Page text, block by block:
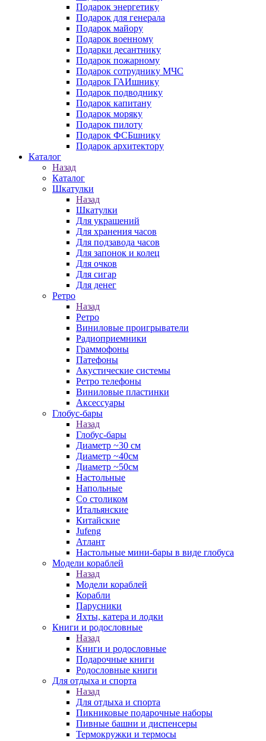
Подарок энергетику
Подарок для генерала
Подарок майору
Подарок военному
Подарки десантнику
Подарок пожарному
Подарок сотруднику МЧС
Подарок ГАИшнику
Подарок подводнику
Подарок капитану
Подарок моряку
Подарок пилоту
Подарок ФСБшнику
Подарок архитектору
Каталог
Назад
Каталог
Шкатулки
Назад
Шкатулки
Для украшений
Для хранения часов
Для подзавода часов
Для запонок и колец
Для очков
Для сигар
Для денег
Ретро
Назад
Ретро
Виниловые проигрыватели
Радиоприемники
Граммофоны
Патефоны
Акустические системы
Ретро телефоны
Виниловые пластинки
Аксессуары
Глобус-бары
Назад
Глобус-бары
Диаметр ~30 см
Диаметр ~40см
Диаметр ~50см
Настольные
Напольные
Со столиком
Итальянские
Китайские
Jufeng
Атлант
Настольные мини-бары в виде глобуса
Модели кораблей
Назад
Модели кораблей
Корабли
Парусники
Яхты, катера и лодки
Книги и родословные
Назад
Книги и родословные
Подарочные книги
Родословные книги
Для отдыха и спорта
Назад
Для отдыха и спорта
Пикниковые подарочные наборы
Пивные башни и диспенсеры
Термокружки и термосы